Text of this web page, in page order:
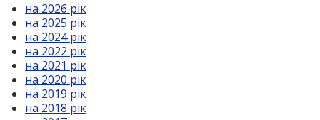
на 2026 рік
на 2025 рік
на 2024 рік
на 2022 рік
на 2021 рік
на 2020 рік
на 2019 рік
на 2018 рік